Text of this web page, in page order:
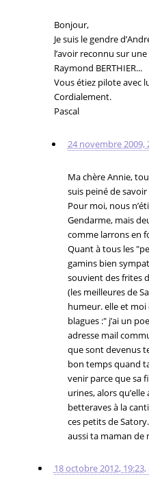
Bonjour,
Je suis le gendre
l’avoir reconnu sur
Raymond BERTHIER...
Vous étiez pilote avec
Cordialement.
Pascal
24 novembre 2009,
Ma chère Annie,
suis peiné de
Pour moi, nous
Gendarme, mais
comme larrons en
Quant à tous les
gamins bien
souvient des frites
(les meilleures de
humeur. elle et
blagues :" j’ai un
adresse mail
que sont devenus
bon temps quand
venir parce que sa
urines, alors
betteraves à la
ces petits de
aussi ta maman de
18 octobre 2012, 19:23,